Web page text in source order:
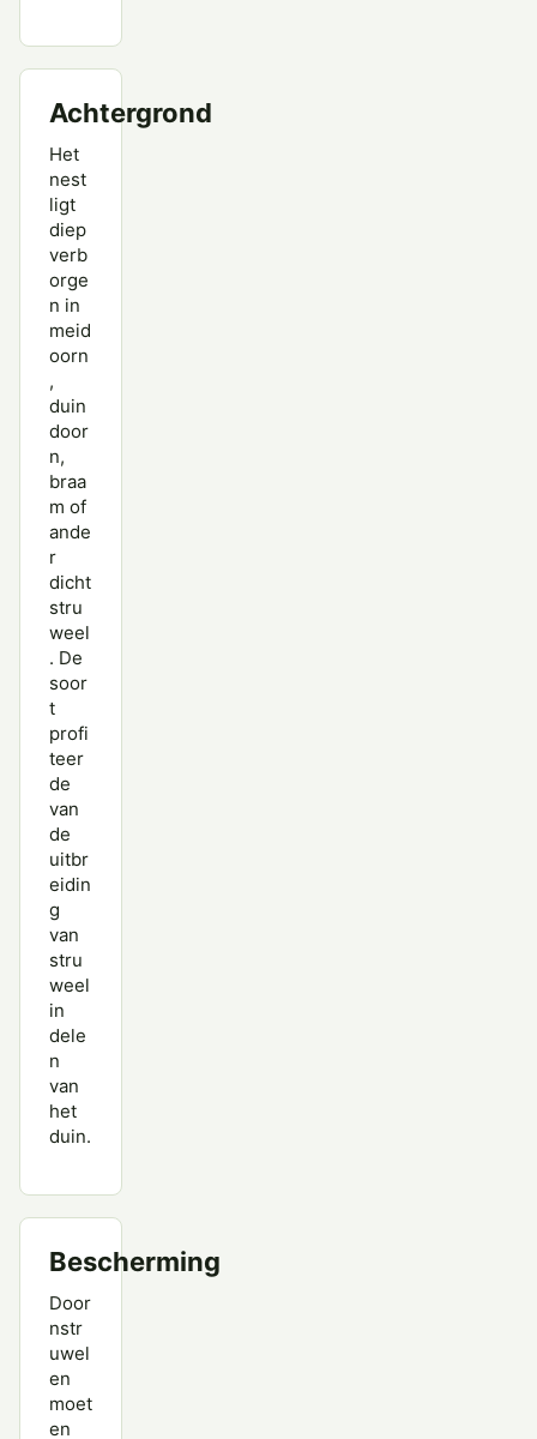
Achtergrond
Het
nest
ligt
diep
verb
orge
n in
meid
oorn
,
duin
door
n,
braa
m of
ande
r
dicht
stru
weel
. De
soor
t
profi
teer
de
van
de
uitbr
eidin
g
van
stru
weel
in
dele
n
van
het
duin.
Bescherming
Door
nstr
uwel
en
moet
en